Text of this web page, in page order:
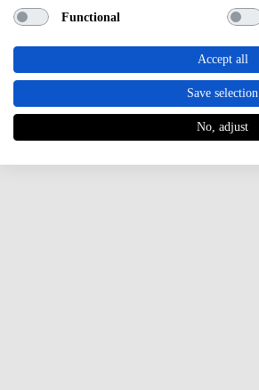
Functional
Accept all
Save selection
No, adjust